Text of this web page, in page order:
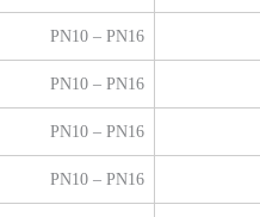
PN10 – PN16
PN10 – PN16
PN10 – PN16
PN10 – PN16